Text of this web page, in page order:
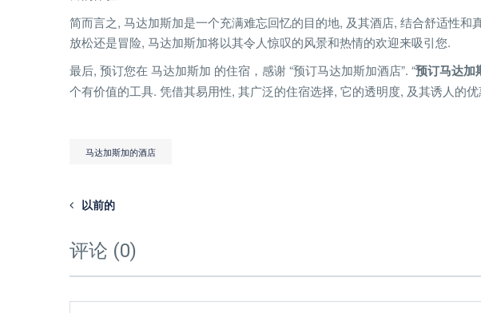
简而言之, 马达加斯加是一个充满难忘回忆的目的地, 及其酒店, 结合舒适性
放松还是冒险, 马达加斯加将以其令人惊叹的风景和热情的欢迎来吸引您.
最后, 预订您在 马达加斯加 的住宿，感谢 “预订马达加斯加酒店”. “预订马达加
个有价值的工具. 凭借其易用性, 其广泛的住宿选择, 它的透明度, 及其诱人的
马达加斯加的酒店
以前的
评论 (0)